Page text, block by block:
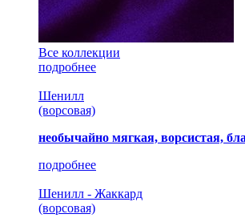
Все коллекции
подробнее
Шенилл
(ворсовая)
необычайно мягкая, ворсистая,
подробнее
Шенилл - Жаккард
(ворсовая)